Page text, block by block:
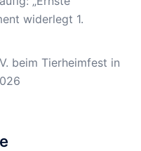
widerlegt 1.
beim Tierheimfest in